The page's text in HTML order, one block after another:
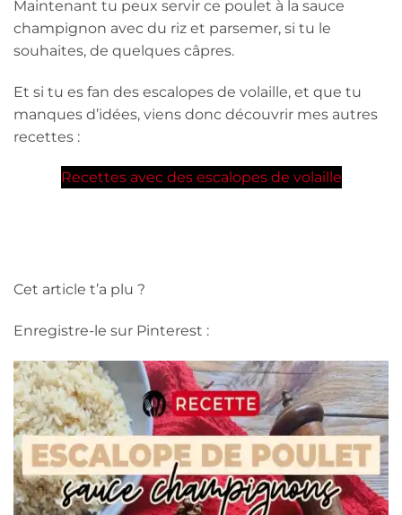
Maintenant tu peux servir ce poulet à la sauce
champignon avec du riz et parsemer, si tu le
souhaites, de quelques câpres.
Et si tu es fan des escalopes de volaille, et que tu
manques d’idées, viens donc découvrir mes autres
recettes :
Recettes avec des escalopes de volaille
Cet article t’a plu ?
Enregistre-le sur Pinterest :